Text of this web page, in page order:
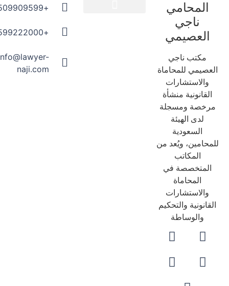
المحامي
ناجي
العصيمي
مكتب ناجي
للمحاماة
والاستشارات
منشأة
ومسجلة
لدى الهيئة
السعودية
ويُعد من
المكاتب
المتخصصة في
المحاماة
والاستشارات
والتحكيم
والوساطة
info@lawyer-
naji.com